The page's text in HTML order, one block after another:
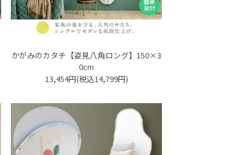
かがみのカタチ【姿見八角ロング】150×3
0cm
13,454円(税込14,799円)